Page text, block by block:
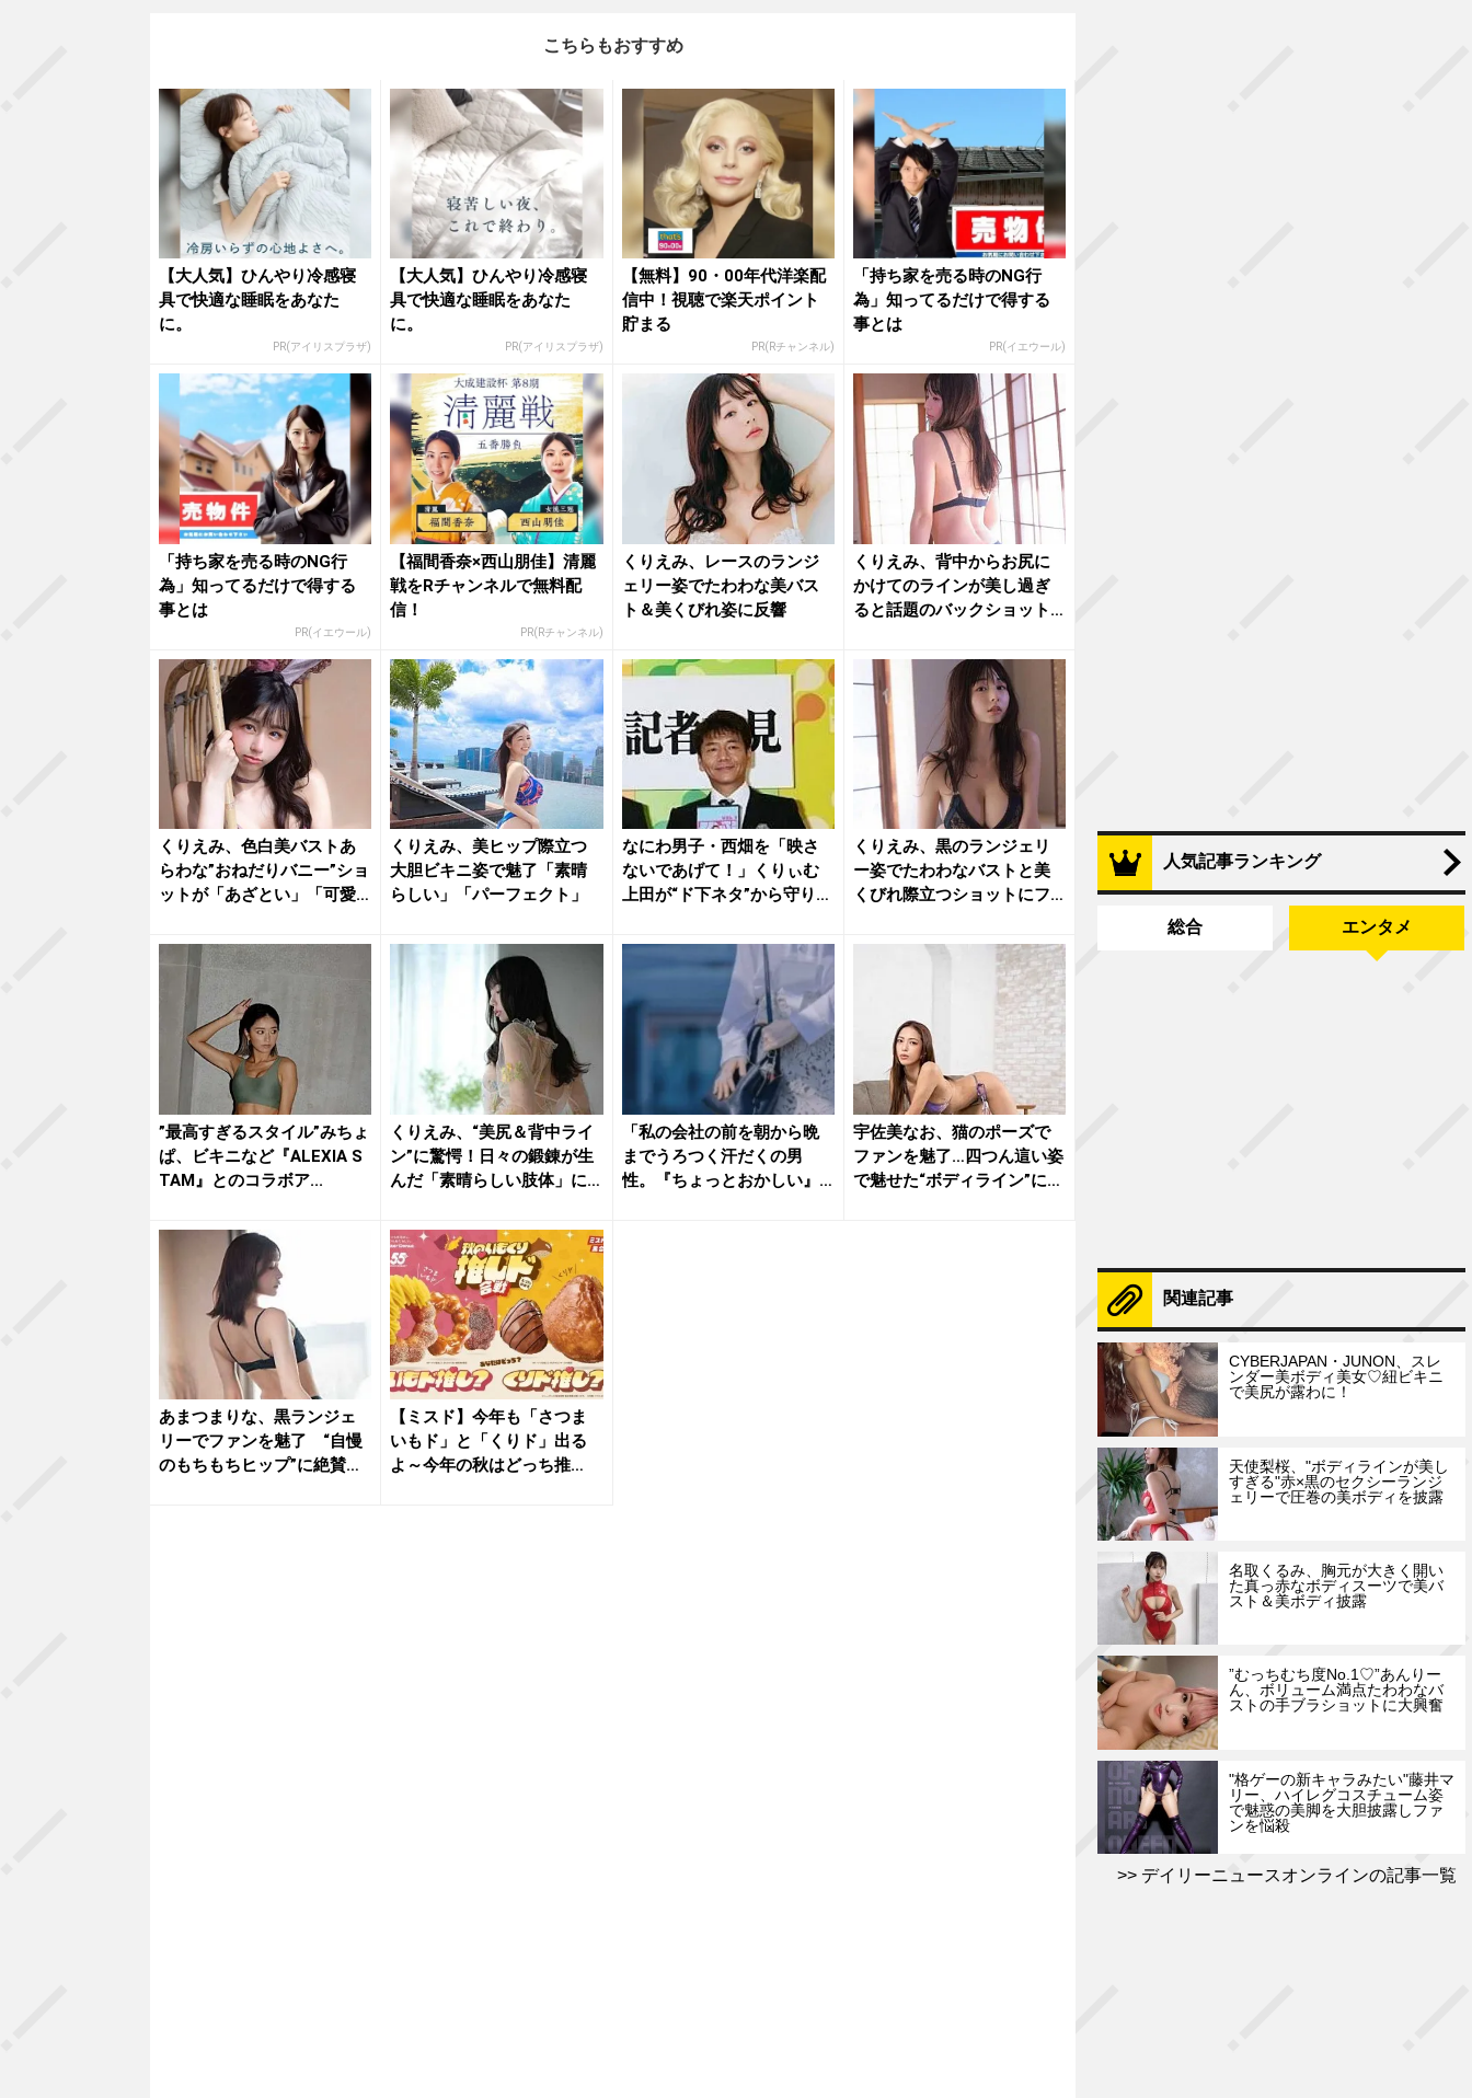
こちらもおすすめ
【大人気】ひんやり冷感寝
具で快適な睡眠をあなた
に。
PR(アイリスプラザ)
【大人気】ひんやり冷感寝
具で快適な睡眠をあなた
に。
PR(アイリスプラザ)
【無料】90・00年代洋楽配
信中！視聴で楽天ポイント
貯まる
PR(Rチャンネル)
「持ち家を売る時のNG行
為」知ってるだけで得する
事とは
PR(イエウール)
「持ち家を売る時のNG行
為」知ってるだけで得する
事とは
PR(イエウール)
【福間香奈×西山朋佳】清麗
戦をRチャンネルで無料配
信！
PR(Rチャンネル)
くりえみ、レースのランジ
ェリー姿でたわわな美バス
ト＆美くびれ姿に反響
くりえみ、背中からお尻に
かけてのラインが美し過ぎ
ると話題のバックショット
くりえみ、色白美バストあ
らわな”おねだりバニー”ショ
ットが「あざとい」「可愛
くりえみ、美ヒップ際立つ
大胆ビキニ姿で魅了「素晴
らしい」「パーフェクト」
なにわ男子・西畑を「映さ
ないであげて！」くりぃむ
上田が“ド下ネタ”から守り称
くりえみ、黒のランジェリ
ー姿でたわわなバストと美
くびれ際立つショットにフ
”最高すぎるスタイル”みちょ
ぱ、ビキニなど『ALEXIA S
TAM』とのコラボア...
くりえみ、“美尻＆背中ライ
ン”に驚愕！日々の鍛錬が生
んだ「素晴らしい肢体」に
「私の会社の前を朝から晩
までうろつく汗だくの男
性。『ちょっとおかしい』
宇佐美なお、猫のポーズで
ファンを魅了…四つん這い姿
で魅せた“ボディライン”に絶
あまつまりな、黒ランジェ
リーでファンを魅了 “自慢
のもちもちヒップ”に絶賛の
【ミスド】今年も「さつま
いもド」と「くりド」出る
よ～今年の秋はどっち推
人気記事ランキング
総合 エンタメ
関連記事
CYBERJAPAN・JUNON、スレ
ンダー美ボディ美女♡紐ビキニ
で美尻が露わに！
天使梨桜、"ボディラインが美し
すぎる"赤×黒のセクシーランジ
ェリーで圧巻の美ボディを披露
名取くるみ、胸元が大きく開い
た真っ赤なボディスーツで美バ
スト＆美ボディ披露
”むっちむち度No.1♡”あんりー
ん、ボリューム満点たわわなバ
ストの手ブラショットに大興奮
"格ゲーの新キャラみたい"藤井マ
リー、ハイレグコスチューム姿
で魅惑の美脚を大胆披露しファ
ンを悩殺
デイリーニュースオンラインの記事一覧